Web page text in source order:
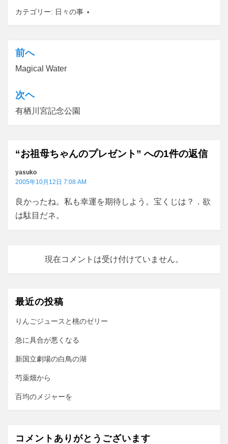
カテゴリー: 日々の事
投
稿
ナ
ビ
シ
ョ
前へ
Magical Water
次ヘ
有栖川宮記念公園
“お祖母ちゃんのプレゼント” への1件の返信
yasuko
2005年10月12日 7:08 AM
良かったね。私も幸運を期待しよう。宝くじは？．欲
は駄目だネ。
現在コメントは受け付けていません。
最近の投稿
りんごジュースと桃のゼリー
急に具合が悪くなる
新国立劇場の白鳥の湖
芍薬畑から
百均のメジャーを
コメントありがとうございます